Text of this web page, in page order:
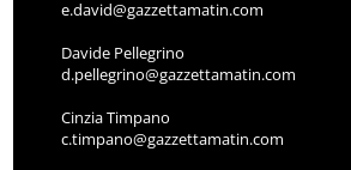
e.david@gazzettamatin.com
Davide Pellegrino
d.pellegrino@gazzettamatin.com
Cinzia Timpano
c.timpano@gazzettamatin.com